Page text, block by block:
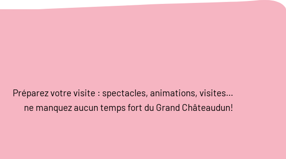
Préparez votre visite : spectacles, animations, visites…
ne manquez aucun temps fort du Grand Châteaudun!